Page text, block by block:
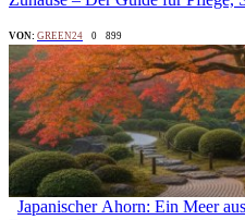
VON: GREEN24 0 899
Japanischer Ahorn: Ein Meer